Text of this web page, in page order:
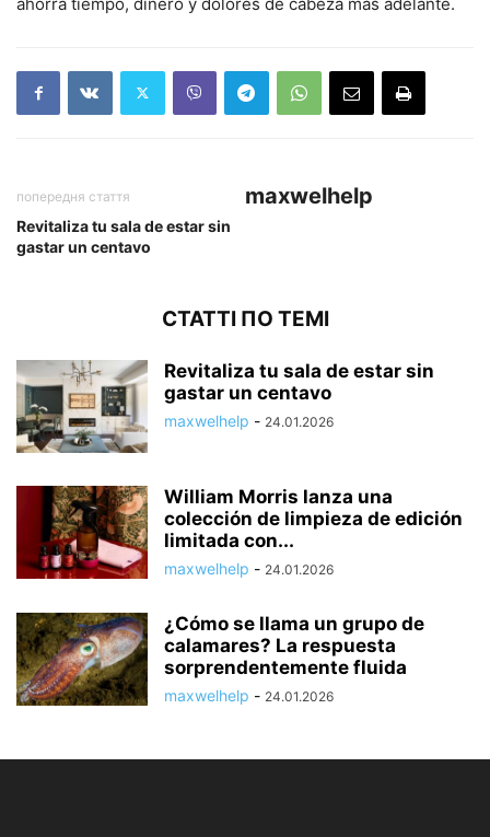
попередня стаття
Revitaliza tu sala de estar sin
gastar un centavo
maxwelhelp
СТАТТІ ПО ТЕМІ
Revitaliza tu sala de estar sin
gastar un centavo
maxwelhelp - 24.01.2026
William Morris lanza una
colección de limpieza de edición
limitada con...
maxwelhelp - 24.01.2026
¿Cómo se llama un grupo de
calamares? La respuesta
sorprendentemente fluida
maxwelhelp - 24.01.2026